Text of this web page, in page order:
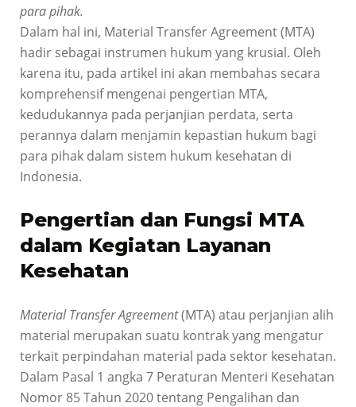
para pihak.
Dalam hal ini, Material Transfer Agreement (MTA)
hadir sebagai instrumen hukum yang krusial. Oleh
karena itu, pada artikel ini akan membahas secara
komprehensif mengenai pengertian MTA,
kedudukannya pada perjanjian perdata, serta
perannya dalam menjamin kepastian hukum bagi
para pihak dalam sistem hukum kesehatan di
Indonesia.
Pengertian dan Fungsi MTA
dalam Kegiatan Layanan
Kesehatan
Material Transfer Agreement(MTA) atau perjanjian alih
material merupakan suatu kontrak yang mengatur
terkait perpindahan material pada sektor kesehatan.
Dalam Pasal 1 angka 7 Peraturan Menteri Kesehatan
Nomor 85 Tahun 2020 tentang Pengalihan dan